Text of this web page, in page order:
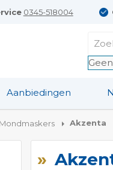
0345-518004
Aanbiedingen
Mondmaskers Akzenta